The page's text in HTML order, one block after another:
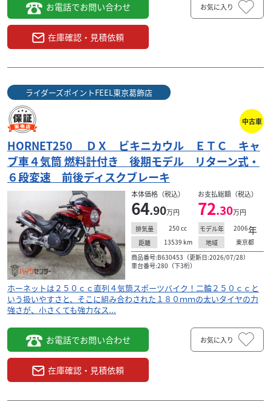
お電話でお問い合わせ
在庫確認・見積依頼
お気に入り
ライダーズポイントFEEL東京葛飾店
中古車
HORNET250 ＤＸ ビキニカウル ＥＴＣ キャ
ブ車４気筒 燃料計付き 後期モデル リターン式・
６段変速 前後ディスクブレーキ
本体価格（税込）
64.90万円
お支払総額（税込）
72.30万円
排気量 250 cc モデル年 2006年
距離 13539 km 地域
東京都
商品番号:B630453（更新日:2026/07/28）
車台番号:280（下3桁）
ホーネットは２５０ｃｃ直列４気筒スポーツバイク！二輪２５０ｃｃと
いう扱いやすさと、そこに組み合わされた１８０ｍｍの太いタイヤの力
強さが、小さくても強力なス...
お電話でお問い合わせ
在庫確認・見積依頼
お気に入り